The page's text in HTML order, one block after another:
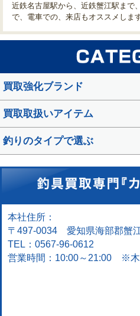
近鉄名古屋駅から、近鉄蟹江駅まで
で、電車での、来店もオススメします
買取強化ブランド
買取取扱いアイテム
釣りのタイプで選ぶ
本社住所：
〒497-0034 愛知県海部郡蟹
TEL：0567-96-0612
営業時間：10:00～21:00 ※木